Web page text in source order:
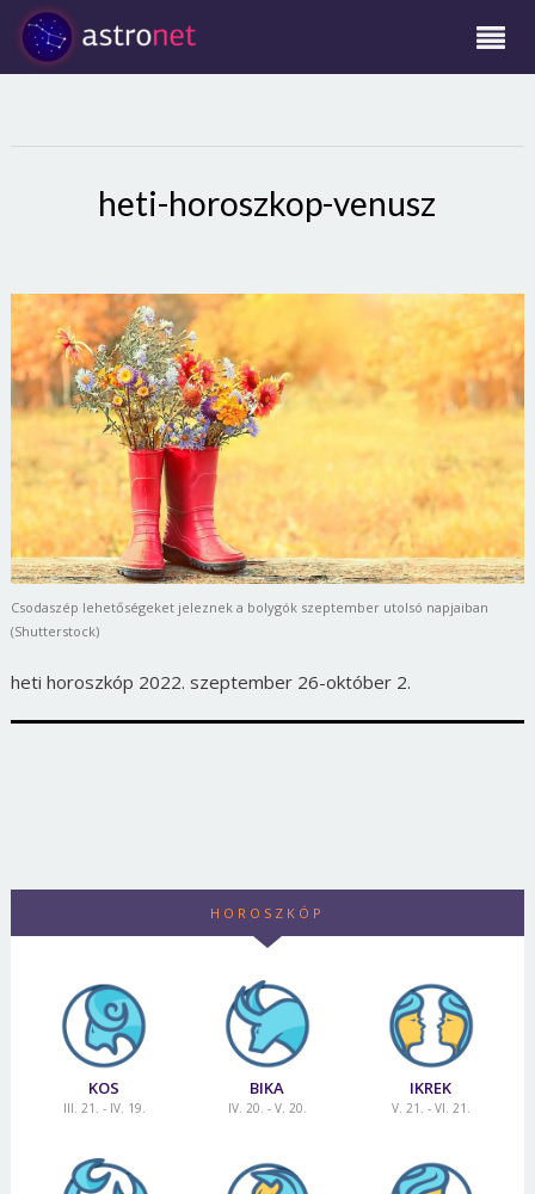
heti-horoszkop-venusz
Csodaszép lehetőségeket jeleznek a bolygók szeptember utolsó napjaiban
(Shutterstock)
heti horoszkóp 2022. szeptember 26-október 2.
HOROSZKÓP
KOS
III. 21. - IV. 19.
BIKA
IV. 20. - V. 20.
IKREK
V. 21. - VI. 21.